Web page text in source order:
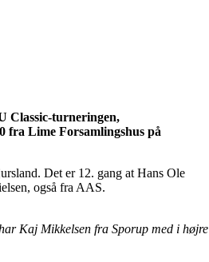
Classic-turneringen,
fra Lime Forsamlingshus på
Det er 12. gang at Hans Ole
også fra AAS.
Kaj Mikkelsen fra Sporup med i højre